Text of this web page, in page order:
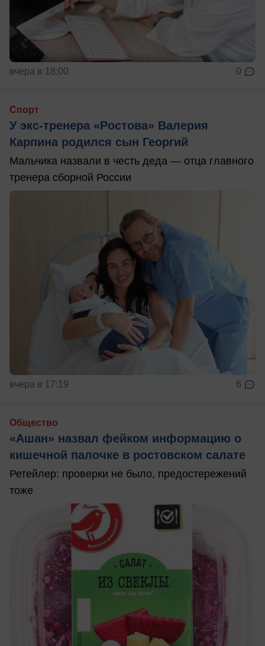
вчера в 18:00 0
Спорт
У экс-тренера «Ростова» Валерия
Карпина родился сын Георгий
Мальчика назвали в честь деда — отца главного
тренера сборной России
вчера в 17:19 6
Общество
«Ашан» назвал фейком информацию о
кишечной палочке в ростовском салате
Ретейлер: проверки не было, предостережений
тоже